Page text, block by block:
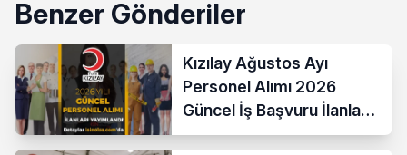
Benzer Gönderiler
Kızılay Ağustos Ayı
Personel Alımı 2026
Güncel İş Başvuru İlanları
Yayımladı!